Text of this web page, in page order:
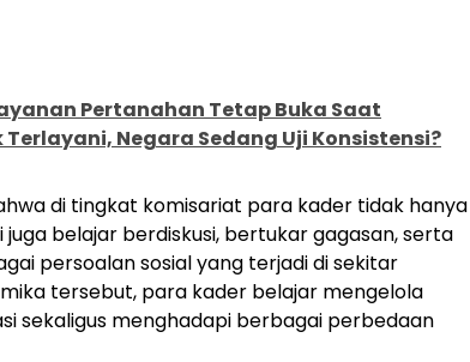
Pertanahan Tetap Buka Saat
Terlayani, Negara Sedang Uji Konsistensi?
di tingkat komisariat para kader tidak hanya
belajar berdiskusi, bertukar gagasan, serta
persoalan sosial yang terjadi di sekitar
tersebut, para kader belajar mengelola
sekaligus menghadapi berbagai perbedaan